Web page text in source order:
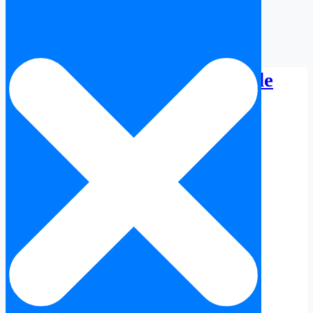
Licence Touristique Lloret de
Mar en Espagne